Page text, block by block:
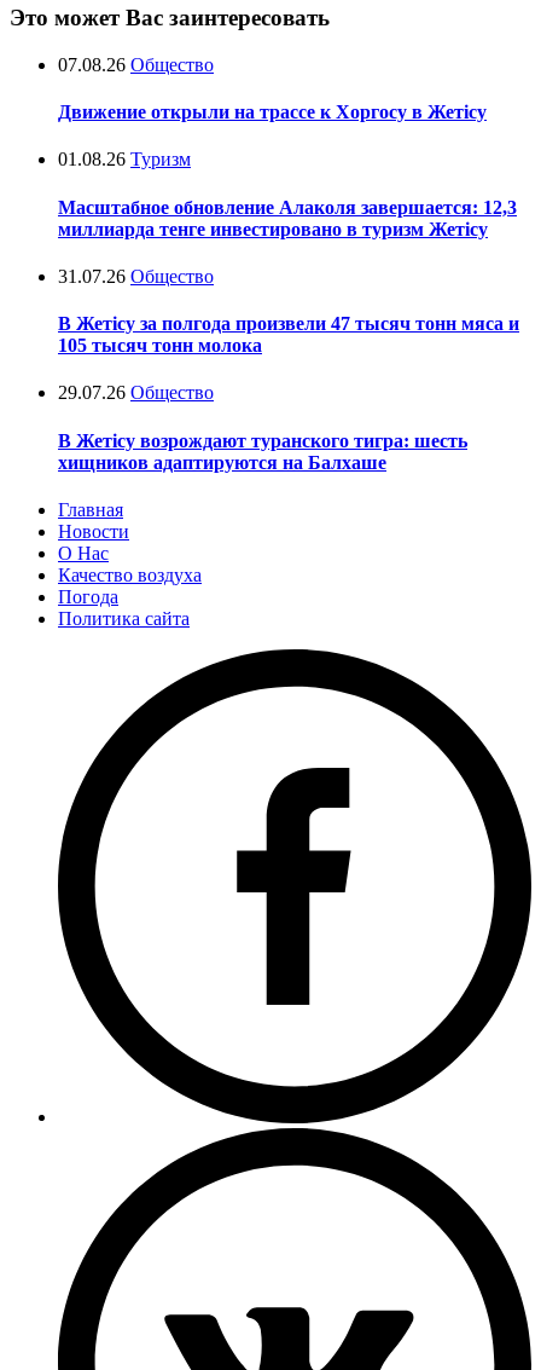
Это может Вас заинтересовать
07.08.26 Общество
Движение открыли на трассе к Хоргосу в Жетісу
01.08.26 Туризм
Масштабное обновление Алаколя завершается: 12,3
миллиарда тенге инвестировано в туризм Жетісу
31.07.26 Общество
В Жетісу за полгода произвели 47 тысяч тонн мяса и
105 тысяч тонн молока
29.07.26 Общество
В Жетісу возрождают туранского тигра: шесть
хищников адаптируются на Балхаше
Главная
Новости
О Нас
Качество воздуха
Погода
Политика сайта